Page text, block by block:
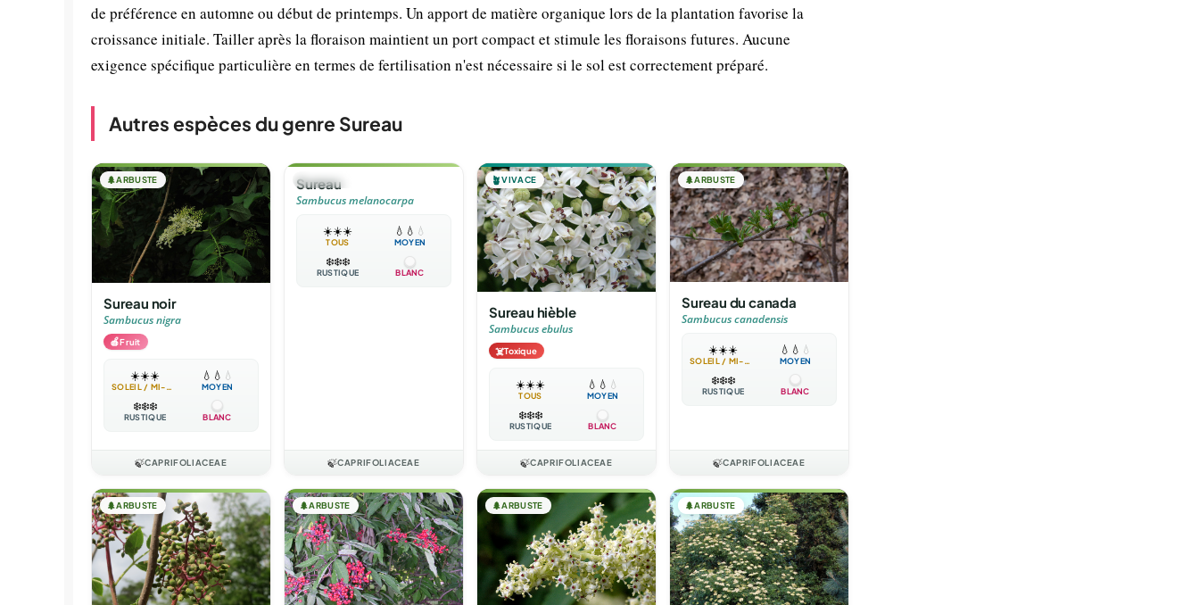
de préférence en automne ou début de printemps. Un apport de matière organique lors de la plantation favorise la
croissance initiale. Tailler après la floraison maintient un port compact et stimule les floraisons futures. Aucune
exigence spécifique particulière en termes de fertilisation n'est nécessaire si le sol est correctement préparé.
Autres espèces du genre Sureau
🌲ARBUSTE
Sureau noir
Sambucus nigra
🍎Fruit
☀️☀️☀️
SOLEIL / MI-OMBRE
💧 💧 💧
MOYEN
❄️❄️❄️
RUSTIQUE BLANC
🍃CAPRIFOLIACEAE
🌲ARBUSTE
Sureau
Sambucus melanocarpa
☀️☀️☀️
TOUS
💧 💧 💧
MOYEN
❄️❄️❄️
RUSTIQUE BLANC
🍃CAPRIFOLIACEAE
🪴VIVACE
Sureau hièble
Sambucus ebulus
☠️Toxique
☀️☀️☀️
TOUS
💧 💧 💧
MOYEN
❄️❄️❄️
RUSTIQUE BLANC
🍃CAPRIFOLIACEAE
🌲ARBUSTE
Sureau du canada
Sambucus canadensis
☀️☀️☀️
SOLEIL / MI-OMBRE
💧 💧 💧
MOYEN
❄️❄️❄️
RUSTIQUE BLANC
🍃CAPRIFOLIACEAE
🌲ARBUSTE 🌲ARBUSTE 🌲ARBUSTE 🌲ARBUSTE